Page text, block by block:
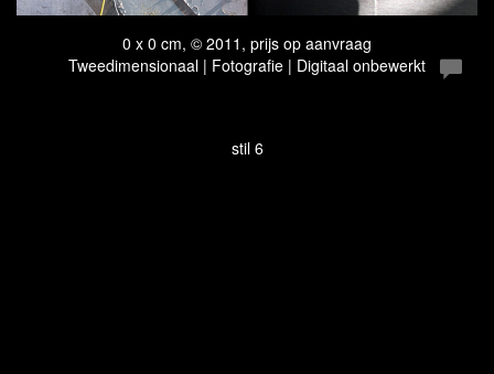
0 x 0 cm, © 2011, prijs op aanvraag
Tweedimensionaal | Fotografie | Digitaal onbewerkt
stil 6